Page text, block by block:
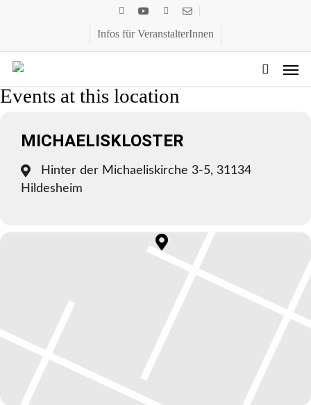
content
facebookyoutubespotifyemail
Infos für VeranstalterInnen
Events at this location
MICHAELISKLOSTER
Hinter der Michaeliskirche 3-5, 31134
Hildesheim